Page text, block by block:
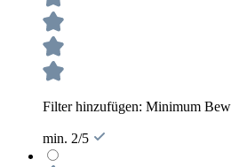
Filter hinzufügen: Minimum
min. 2/5